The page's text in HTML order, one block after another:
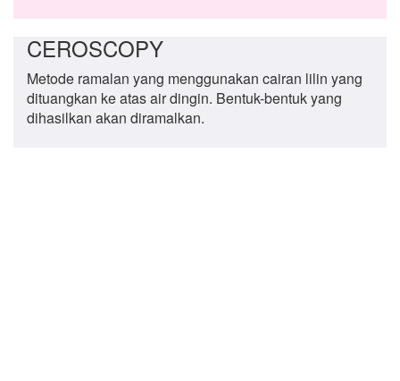
CEROSCOPY
Metode ramalan yang menggunakan cairan lilin yang
dituangkan ke atas air dingin. Bentuk-bentuk yang
dihasilkan akan diramalkan.